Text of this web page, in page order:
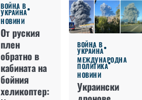
ВОЙНА В
УКРАЙНА
НОВИНИ
От руския
плен
обратно в
кабината на
бойния
хеликоптер:
ВОЙНА В
УКРАЙНА
МЕЖДУНАРОДНА
ПОЛИТИКА
НОВИНИ
Украински